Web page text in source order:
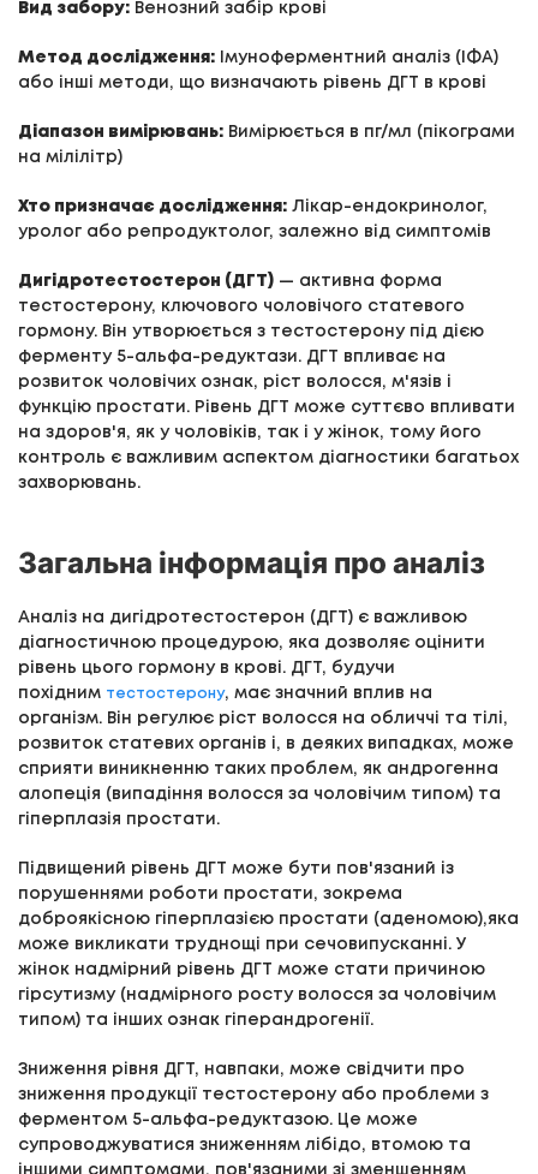
Вид забору: Венозний забір крові
Метод дослідження: Імуноферментний аналіз (ІФА)
або інші методи, що визначають рівень ДГТ в крові
Діапазон вимірювань: Вимірюється в пг/мл (пікограми
на мілілітр)
Хто призначає дослідження: Лікар-ендокринолог,
уролог або репродуктолог, залежно від симптомів
Дигідротестостерон (ДГТ) — активна форма
тестостерону, ключового чоловічого статевого
гормону. Він утворюється з тестостерону під дією
ферменту 5-альфа-редуктази. ДГТ впливає на
розвиток чоловічих ознак, ріст волосся, м'язів і
функцію простати. Рівень ДГТ може суттєво впливати
на здоров'я, як у чоловіків, так і у жінок, тому його
контроль є важливим аспектом діагностики багатьох
захворювань.
Загальна інформація про аналіз
Аналіз на дигідротестостерон (ДГТ) є важливою
діагностичною процедурою, яка дозволяє оцінити
рівень цього гормону в крові. ДГТ, будучи
похідним тестостерону, має значний вплив на
організм. Він регулює ріст волосся на обличчі та тілі,
розвиток статевих органів і, в деяких випадках, може
сприяти виникненню таких проблем, як андрогенна
алопеція (випадіння волосся за чоловічим типом) та
гіперплазія простати.
Підвищений рівень ДГТ може бути пов'язаний із
порушеннями роботи простати, зокрема
доброякісною гіперплазією простати (аденомою),яка
може викликати труднощі при сечовипусканні. У
жінок надмірний рівень ДГТ може стати причиною
гірсутизму (надмірного росту волосся за чоловічим
типом) та інших ознак гіперандрогенії.
Зниження рівня ДГТ, навпаки, може свідчити про
зниження продукції тестостерону або проблеми з
ферментом 5-альфа-редуктазою. Це може
супроводжуватися зниженням лібідо, втомою та
іншими симптомами, пов'язаними зі зменшенням